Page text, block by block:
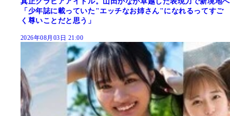
「少年誌に載っていた"エッチなお姉さん"になれるってすご
く尊いことだと思う」
2026年08月03日 21:00